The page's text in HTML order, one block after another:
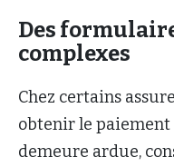
Des
complexes
Chez certains
obtenir le
demeure ardue,